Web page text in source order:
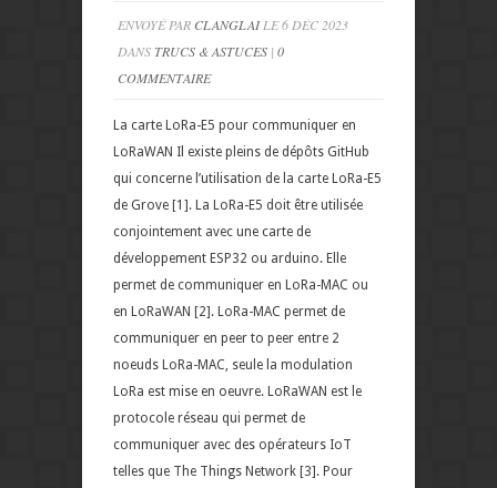
ENVOYÉ PAR CLANGLAILE 6 DÉC 2023
DANSTRUCS & ASTUCES | 0
COMMENTAIRE
La carte LoRa-E5 pour communiquer en
LoRaWAN Il existe pleins de dépôts GitHub
qui concerne l’utilisation de la carte LoRa-E5
de Grove [1]. La LoRa-E5 doit être utilisée
conjointement avec une carte de
développement ESP32 ou arduino. Elle
permet de communiquer en LoRa-MAC ou
en LoRaWAN [2]. LoRa-MAC permet de
communiquer en peer to peer entre 2
noeuds LoRa-MAC, seule la modulation
LoRa est mise en oeuvre. LoRaWAN est le
protocole réseau qui permet de
communiquer avec des opérateurs IoT
telles que The Things Network [3]. Pour